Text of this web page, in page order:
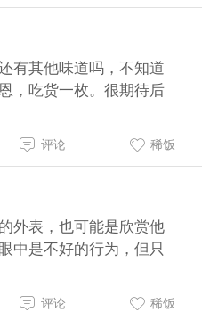
有其他味道吗，不知道
，吃货一枚。很期待后
评论 稀饭
外表，也可能是欣赏他
中是不好的行为，但只
评论 稀饭